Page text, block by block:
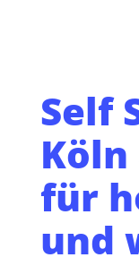
Self
Köln
für
und